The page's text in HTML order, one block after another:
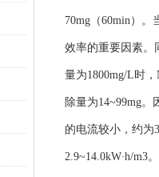
70mg（60min）
效率的重要因素。
量为1800mg/L时
除量为14~99mg
的电流较小，约为
2.9~14.0kW∙h/m3